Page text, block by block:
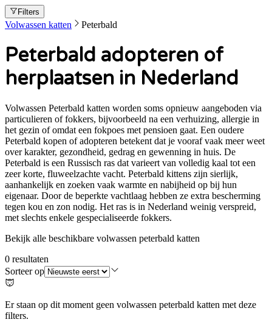
Filters
Volwassen katten Peterbald
Peterbald adopteren of
herplaatsen in Nederland
Volwassen Peterbald katten worden soms opnieuw aangeboden via
particulieren of fokkers, bijvoorbeeld na een verhuizing, allergie in
het gezin of omdat een fokpoes met pensioen gaat. Een oudere
Peterbald kopen of adopteren betekent dat je vooraf vaak meer weet
over karakter, gezondheid, gedrag en gewenning in huis. De
Peterbald is een Russisch ras dat varieert van volledig kaal tot een
zeer korte, fluweelzachte vacht. Peterbald kittens zijn sierlijk,
aanhankelijk en zoeken vaak warmte en nabijheid op bij hun
eigenaar. Door de beperkte vachtlaag hebben ze extra bescherming
tegen kou en zon nodig. Het ras is in Nederland weinig verspreid,
met slechts enkele gespecialiseerde fokkers.
Bekijk alle beschikbare volwassen peterbald katten
0 resultaten
Sorteer op
Er staan op dit moment geen volwassen peterbald katten met deze
filters.